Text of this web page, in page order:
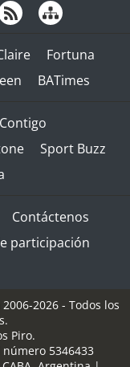
Fortuna
BATimes
Contigo
Sport Buzz
Contáctenos
participación
2026 - Todos los
Piro.
5346433